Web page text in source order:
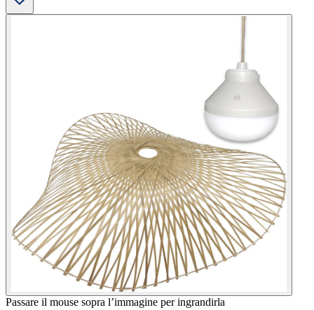
Passare il mouse sopra l’immagine per ingrandirla